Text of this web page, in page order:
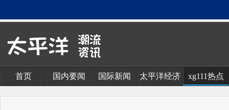
首页 国内要闻 国际新闻 太平洋经济 xg111热点